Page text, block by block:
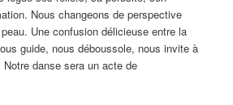
Nous changeons de perspective
Une confusion délicieuse entre la
guide, nous déboussole, nous invite à
danse sera un acte de